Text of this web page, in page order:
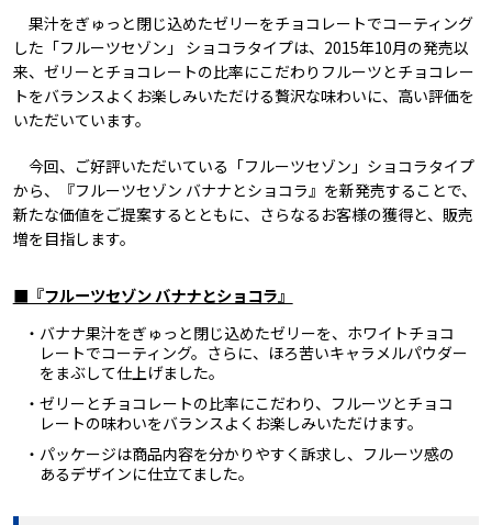
果汁をぎゅっと閉じ込めたゼリーをチョコレートでコーティング
した「フルーツセゾン」 ショコラタイプは、2015年10月の発売以
来、ゼリーとチョコレートの比率にこだわりフルーツとチョコレー
トをバランスよくお楽しみいただける贅沢な味わいに、高い評価を
いただいています。
今回、ご好評いただいている「フルーツセゾン」ショコラタイプ
から、『フルーツセゾン バナナとショコラ』を新発売することで、
新たな価値をご提案するとともに、さらなるお客様の獲得と、販売
増を目指します。
■『フルーツセゾン バナナとショコラ』
・バナナ果汁をぎゅっと閉じ込めたゼリーを、ホワイトチョコ
レートでコーティング。さらに、ほろ苦いキャラメルパウダー
をまぶして仕上げました。
・ゼリーとチョコレートの比率にこだわり、フルーツとチョコ
レートの味わいをバランスよくお楽しみいただけます。
・パッケージは商品内容を分かりやすく訴求し、フルーツ感の
あるデザインに仕立てました。